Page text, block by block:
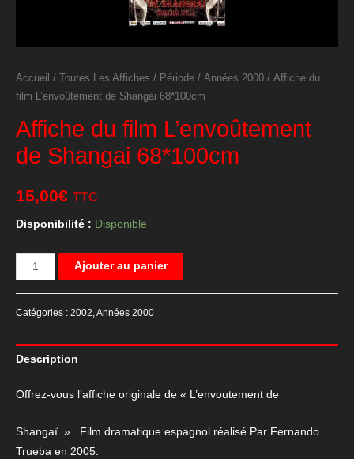
Accueil / Toutes Les Affiches / Période / Années 2000 / Affiche du
film L’envoûtement de Shangai 68*100cm
Affiche du film L’envoûtement
de Shangai 68*100cm
15,00€ TTC
Disponibilité : Disponible
quantité
de
L'envoûtement
Shangai
Ajouter au panier
Catégories : 2002 Années 2000
Description
Offrez-vous l’affiche originale de « L’envoutement de
Shangaï » . Film dramatique espagnol réalisé Par Fernando
Trueba en 2005.